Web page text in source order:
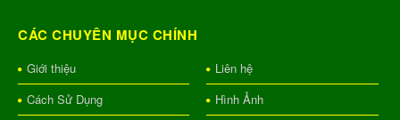
CÁC CHUYÊN MỤC CHÍNH
Giới thiệu
Liên hệ
Cách Sử Dụng
Hình Ảnh